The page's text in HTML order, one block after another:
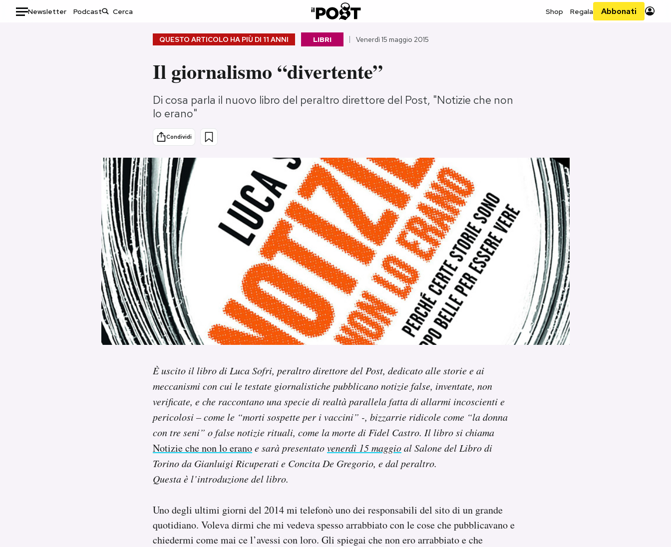
Newsletter Podcast Shop Regala Abbonati
Consumismi
Ok Boomer!
Europa
Altrecose
Mondiali calcio 2026
QUESTO ARTICOLO HA PIÙ DI 11 ANNI LIBRI Venerdì 15 maggio 2015
Il giornalismo “divertente”
Di cosa parla il nuovo libro del peraltro direttore del Post, "Notizie che non
lo erano"
Condividi
È uscito il libro di Luca Sofri, peraltro direttore del Post, dedicato alle storie e ai
meccanismi con cui le testate giornalistiche pubblicano notizie false, inventate, non
verificate, e che raccontano una specie di realtà parallela fatta di allarmi incoscienti e
pericolosi – come le “morti sospette per i vaccini” -, bizzarrie ridicole come “la donna
con tre seni” o false notizie rituali, come la morte di Fidel Castro. Il libro si chiama
Notizie che non lo eranoe sarà presentatovenerdì 15 maggioal Salone del Libro di
Torino da Gianluigi Ricuperati e Concita De Gregorio, e dal peraltro.
Questa è l’introduzione del libro.
Uno degli ultimi giorni del 2014 mi telefonò uno dei responsabili del sito di un grande
quotidiano. Voleva dirmi che mi vedeva spesso arrabbiato con le cose che pubblicavano e
chiedermi come mai ce l’avessi con loro. Gli spiegai che non ero arrabbiato e che